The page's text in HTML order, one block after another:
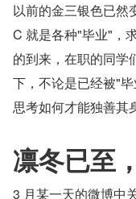
以前的金三银色已然
C 就是各种"毕业"，
的到来，在职的同学
下，不论是已经被"
思考如何才能独善其
凛冬已至
3 月某一天的微博中